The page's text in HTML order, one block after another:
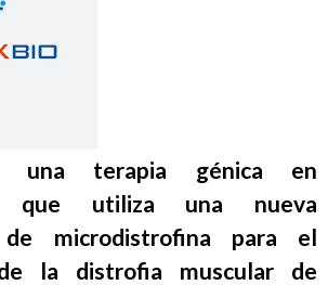
una terapia génica en
que utiliza una nueva
de microdistrofina para el
la distrofia muscular de